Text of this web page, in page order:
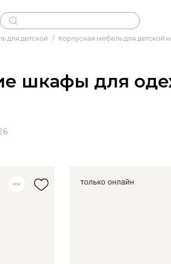
для детской / Корпусная мебель для детской
шкафы для